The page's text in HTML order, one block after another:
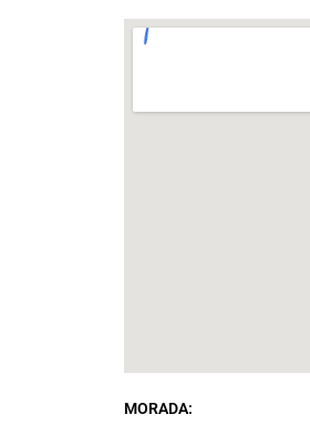
MORADA: